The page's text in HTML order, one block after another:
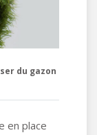
du gazon
en place